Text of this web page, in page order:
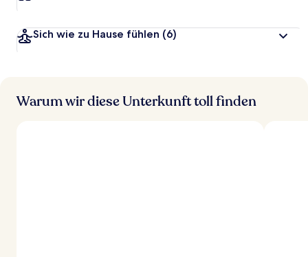
Sich wie zu Hause fühlen (6)
Warum wir diese Unterkunft toll finden